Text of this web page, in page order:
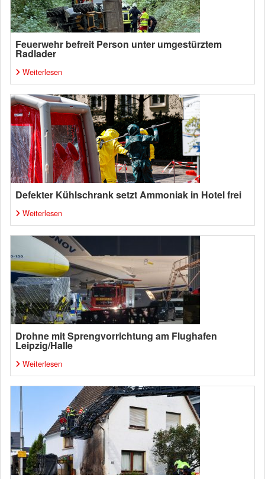
Feuerwehr befreit Person unter umgestürztem
Radlader
Weiterlesen
Defekter Kühlschrank setzt Ammoniak in Hotel frei
Weiterlesen
Drohne mit Sprengvorrichtung am Flughafen
Leipzig/Halle
Weiterlesen